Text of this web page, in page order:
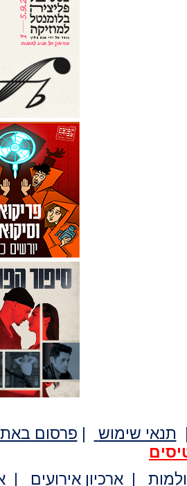
תנאי שימוש | פרסום
| ארכיון אירועים |